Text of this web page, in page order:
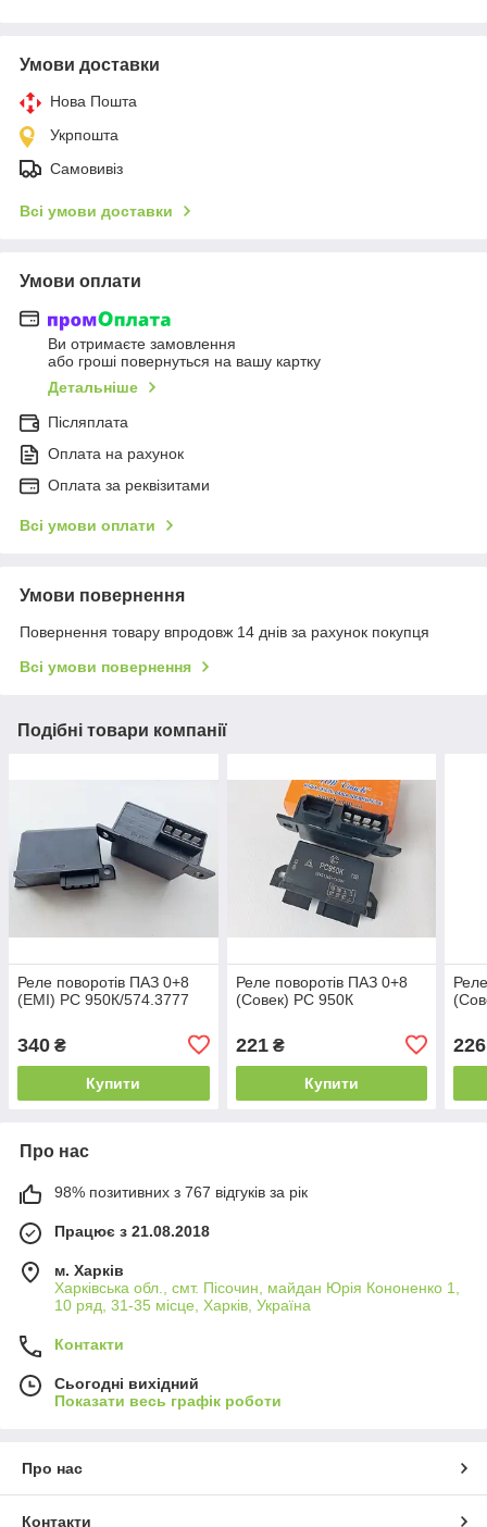
Умови доставки
Нова Пошта
Укрпошта
Самовивіз
Всі умови доставки
Умови оплати
Ви отримаєте замовлення
або гроші повернуться на вашу картку
Детальніше
Післяплата
Оплата на рахунок
Оплата за реквізитами
Всі умови оплати
Умови повернення
Повернення товару впродовж 14 днів за рахунок покупця
Всі умови повернення
Подібні товари компанії
Реле поворотів ПАЗ 0+8
(ЕМІ) РС 950К/574.3777
340 ₴
Купити
Реле поворотів ПАЗ 0+8
(Совек) РС 950К
221₴
Купити
226
Про нас
98% позитивних з 767 відгуків за рік
Працює з 21.08.2018
м. Харків
Харківська обл., смт. Пісочин, майдан Юрія Кононенко 1,
10 ряд, 31-35 місце, Харків, Україна
Контакти
Сьогодні вихідний
Показати весь графік роботи
Про нас
Контакти